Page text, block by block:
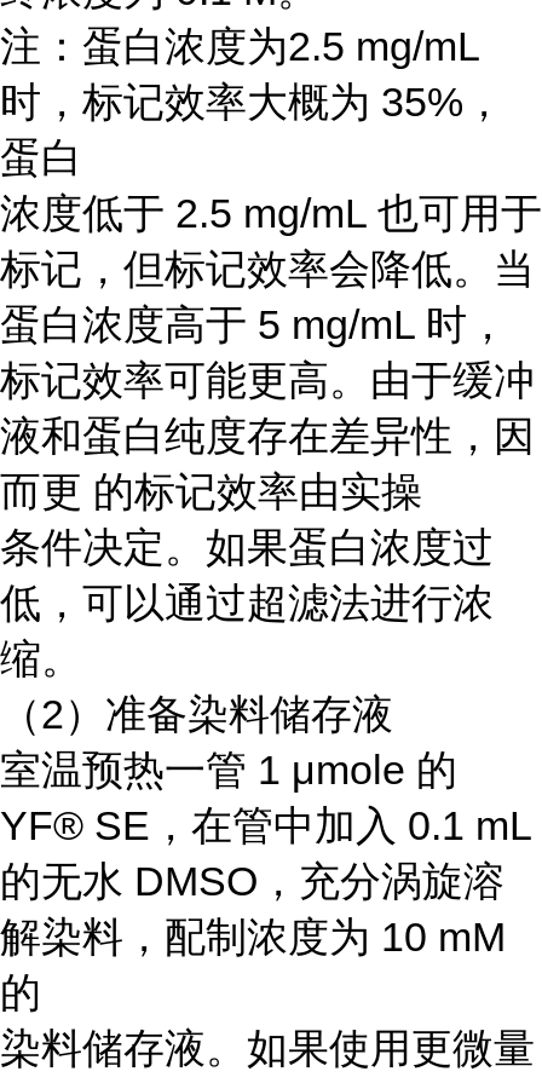
注：蛋白浓度为2.5 mg/mL
时，标记效率大概为 35%，
蛋白
浓度低于 2.5 mg/mL 也可用于
标记，但标记效率会降低。当
蛋白浓度高于 5 mg/mL 时，
标记效率可能更高。由于缓冲
液和蛋白纯度存在差异性，因
而更 的标记效率由实操
条件决定。如果蛋白浓度过
低，可以通过超滤法进行浓
缩。
（2）准备染料储存液
室温预热一管 1 μmole 的
YF® SE，在管中加入 0.1 mL
的无水 DMSO，充分涡旋溶
解染料，配制浓度为 10 mM
的
染料储存液。如果使用更微量